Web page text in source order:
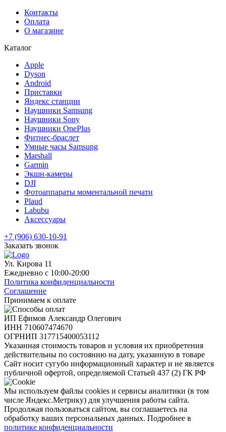
Контакты
Оплата
О магазине
Каталог
Apple
Dyson
Android
Приставки
Яндекс станции
Наушники Samsung
Наушники Sony
Наушники OnePlus
Фитнес-браслет
Умные часы Samsung
Marshall
Garmin
Экшн-камеры
DJI
Фотоаппараты моментальной печати
Plaud
Labubu
Аксессуары
+7 (906) 630-10-91
Заказать звонок
Ул. Кирова 11
Ежедневно с 10:00-20:00
Политика конфиденциальности
Соглашение
Принимаем к оплате
ИП Ефимов Александр Олегович
ИНН 710607474670
ОГРНИП 317715400053112
Указанная стоимость товаров и условия их приобретения
действительны по состоянию на дату, указанную в товаре
Сайт носит сугубо информационный характер и не является
публичной офертой, определяемой Статьей 437 (2) ГК РФ
Мы используем файлы cookies и сервисы аналитики (в том
числе Яндекс.Метрику) для улучшения работы сайта.
Продолжая пользоваться сайтом, вы соглашаетесь на
обработку ваших персональных данных. Подробнее в
политике конфиденциальности